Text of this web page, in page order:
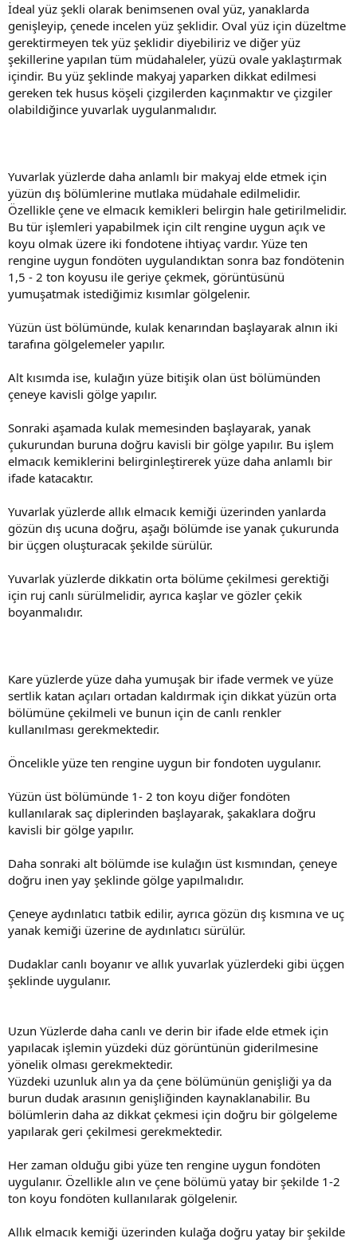
İdeal yüz şekli olarak benimsenen oval yüz, yanaklarda
genişleyip, çenede incelen yüz şeklidir. Oval yüz için düzeltme
gerektirmeyen tek yüz şeklidir diyebiliriz ve diğer yüz
şekillerine yapılan tüm müdahaleler, yüzü ovale yaklaştırmak
içindir. Bu yüz şeklinde makyaj yaparken dikkat edilmesi
gereken tek husus köşeli çizgilerden kaçınmaktır ve çizgiler
olabildiğince yuvarlak uygulanmalıdır.
Yuvarlak yüzlerde daha anlamlı bir makyaj elde etmek için
yüzün dış bölümlerine mutlaka müdahale edilmelidir.
Özellikle çene ve elmacık kemikleri belirgin hale getirilmelidir.
Bu tür işlemleri yapabilmek için cilt rengine uygun açık ve
koyu olmak üzere iki fondotene ihtiyaç vardır. Yüze ten
rengine uygun fondöten uygulandıktan sonra baz fondötenin
1,5 - 2 ton koyusu ile geriye çekmek, görüntüsünü
yumuşatmak istediğimiz kısımlar gölgelenir.
Yüzün üst bölümünde, kulak kenarından başlayarak alnın iki
tarafına gölgelemeler yapılır.
Alt kısımda ise, kulağın yüze bitişik olan üst bölümünden
çeneye kavisli gölge yapılır.
Sonraki aşamada kulak memesinden başlayarak, yanak
çukurundan buruna doğru kavisli bir gölge yapılır. Bu işlem
elmacık kemiklerini belirginleştirerek yüze daha anlamlı bir
ifade katacaktır.
Yuvarlak yüzlerde allık elmacık kemiği üzerinden yanlarda
gözün dış ucuna doğru, aşağı bölümde ise yanak çukurunda
bir üçgen oluşturacak şekilde sürülür.
Yuvarlak yüzlerde dikkatin orta bölüme çekilmesi gerektiği
için ruj canlı sürülmelidir, ayrıca kaşlar ve gözler çekik
boyanmalıdır.
Kare yüzlerde yüze daha yumuşak bir ifade vermek ve yüze
sertlik katan açıları ortadan kaldırmak için dikkat yüzün orta
bölümüne çekilmeli ve bunun için de canlı renkler
kullanılması gerekmektedir.
Öncelikle yüze ten rengine uygun bir fondoten uygulanır.
Yüzün üst bölümünde 1- 2 ton koyu diğer fondöten
kullanılarak saç diplerinden başlayarak, şakaklara doğru
kavisli bir gölge yapılır.
Daha sonraki alt bölümde ise kulağın üst kısmından, çeneye
doğru inen yay şeklinde gölge yapılmalıdır.
Çeneye aydınlatıcı tatbik edilir, ayrıca gözün dış kısmına ve uç
yanak kemiği üzerine de aydınlatıcı sürülür.
Dudaklar canlı boyanır ve allık yuvarlak yüzlerdeki gibi üçgen
şeklinde uygulanır.
Uzun Yüzlerde daha canlı ve derin bir ifade elde etmek için
yapılacak işlemin yüzdeki düz görüntünün giderilmesine
yönelik olması gerekmektedir.
Yüzdeki uzunluk alın ya da çene bölümünün genişliği ya da
burun dudak arasının genişliğinden kaynaklanabilir. Bu
bölümlerin daha az dikkat çekmesi için doğru bir gölgeleme
yapılarak geri çekilmesi gerekmektedir.
Her zaman olduğu gibi yüze ten rengine uygun fondöten
uygulanır. Özellikle alın ve çene bölümü yatay bir şekilde 1-2
ton koyu fondöten kullanılarak gölgelenir.
Allık elmacık kemiği üzerinden kulağa doğru yatay bir şekilde